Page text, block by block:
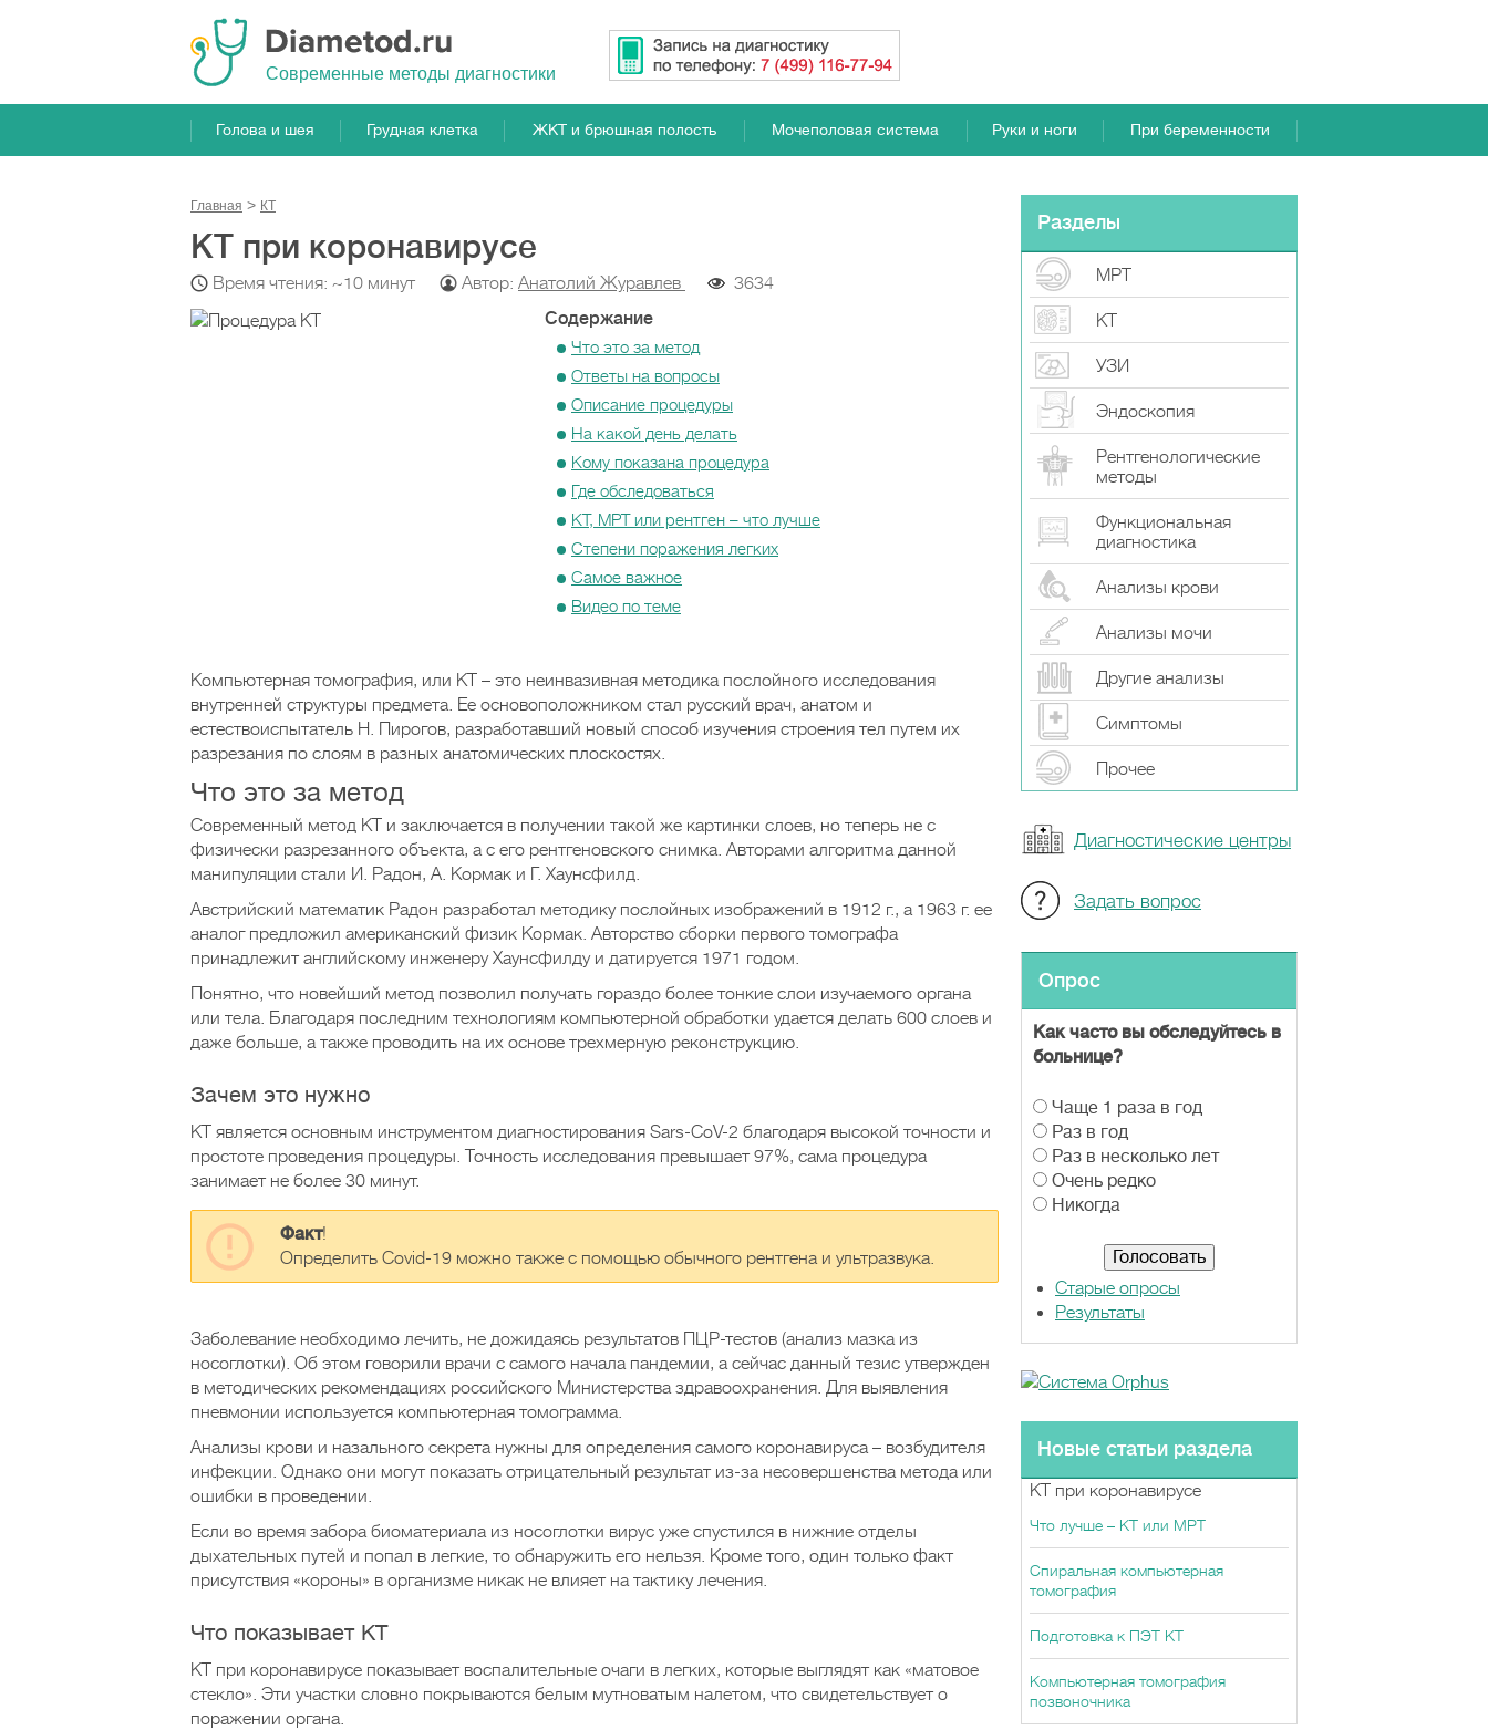
Cовременные методы диагностики
Голова и шея Грудная клетка ЖКТ и брюшная полость Мочеполовая система Руки и ноги При беременности
Главная КТ
КТ при коронавирусе
Время чтения: ~10 минут Автор: Анатолий Журавлев
3634
Содержание
Что это за метод
Ответы на вопросы
Описание процедуры
На какой день делать
Кому показана процедура
Где обследоваться
КТ, МРТ или рентген – что лучше
Степени поражения легких
Самое важное
Видео по теме
Компьютерная томография, или КТ – это неинвазивная методика послойного исследования
внутренней структуры предмета. Ее основоположником стал русский врач, анатом и
естествоиспытатель Н. Пирогов, разработавший новый способ изучения строения тел путем их
разрезания по слоям в разных анатомических плоскостях.
Что это за метод
Современный метод КТ и заключается в получении такой же картинки слоев, но теперь не с
физически разрезанного объекта, а с его рентгеновского снимка. Авторами алгоритма данной
манипуляции стали И. Радон, А. Кормак и Г. Хаунсфилд.
Австрийский математик Радон разработал методику послойных изображений в 1912 г., а 1963 г. ее
аналог предложил американский физик Кормак. Авторство сборки первого томографа
принадлежит английскому инженеру Хаунсфилду и датируется 1971 годом.
Понятно, что новейший метод позволил получать гораздо более тонкие слои изучаемого органа
или тела. Благодаря последним технологиям компьютерной обработки удается делать 600 слоев и
даже больше, а также проводить на их основе трехмерную реконструкцию.
Зачем это нужно
КТ является основным инструментом диагностирования Sars-CoV-2 благодаря высокой точности и
простоте проведения процедуры. Точность исследования превышает 97%, сама процедура
занимает не более 30 минут.
Факт!
Определить Covid-19 можно также с помощью обычного рентгена и ультразвука.
Заболевание необходимо лечить, не дожидаясь результатов ПЦР-тестов (анализ мазка из
носоглотки). Об этом говорили врачи с самого начала пандемии, а сейчас данный тезис утвержден
в методических рекомендациях российского Министерства здравоохранения. Для выявления
пневмонии используется компьютерная томограмма.
Анализы крови и назального секрета нужны для определения самого коронавируса – возбудителя
инфекции. Однако они могут показать отрицательный результат из-за несовершенства метода или
ошибки в проведении.
Если во время забора биоматериала из носоглотки вирус уже спустился в нижние отделы
дыхательных путей и попал в легкие, то обнаружить его нельзя. Кроме того, один только факт
присутствия «короны» в организме никак не влияет на тактику лечения.
Что показывает КТ
КТ при коронавирусе показывает воспалительные очаги в легких, которые выглядят как «матовое
стекло». Эти участки словно покрываются белым мутноватым налетом, что свидетельствует о
поражении органа.
Разделы
МРТ
КТ
УЗИ
Эндоскопия
Рентгенологические
методы
Функциональная
диагностика
Анализы крови
Анализы мочи
Другие анализы
Симптомы
Прочeе
Диагностические центры
Задать вопрос
Опрос
Как часто вы обследуйтесь в
больнице?
В
а
р
и
а
Чаще 1 раза в год
Раз в год
Раз в несколько лет
Очень редко
Никогда
Старые опросы
Результаты
Новые статьи раздела
КТ при коронавирусе
Что лучше – КТ или МРТ
Спиральная компьютерная
томография
Подготовка к ПЭТ КТ
Компьютерная томография
позвоночника